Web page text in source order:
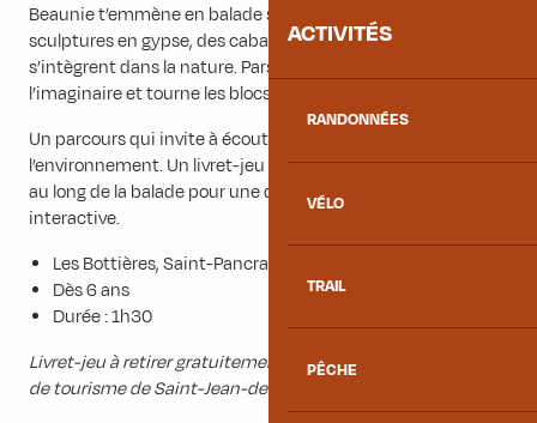
ACTIVITÉS
RANDONNÉES
VÉLO
TRAIL
PÊCHE
Beaunie t’emmène en balade sur un sentier où des
sculptures en gypse, des cabanes en bois et des jeux
s’intègrent dans la nature. Pars à la rencontre des esprits de
l’imaginaire et tourne les blocs pour répondre aux énigmes.
Un parcours qui invite à écouter et observer
l’environnement. Un livret-jeu accompagne les enfants tout
au long de la balade pour une découverte ludique et
interactive.
Les Bottières, Saint-Pancrace
Dès 6 ans
Durée : 1h30
Livret-jeu à retirer gratuitement dans les bureaux de l’office
de tourisme de Saint-Jean-de-Maurienne ou des Bottières.